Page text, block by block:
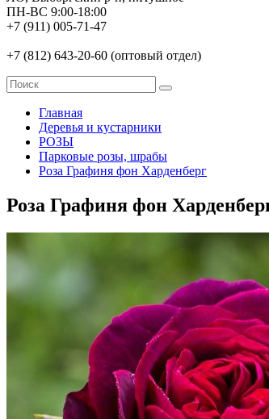
ПН-ВС 9:00-18:00
+7 (911) 005-71-47
+7 (812) 643-20-60 (оптовый отдел)
Главная
Деревья и кустарники
РОЗЫ
Парковые розы, шрабы
Роза Графиня фон Харденберг
Роза Графиня фон